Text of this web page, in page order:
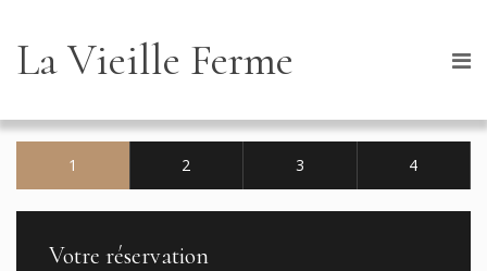
La Vieille Ferme
1 2 3 4
Votre réservation